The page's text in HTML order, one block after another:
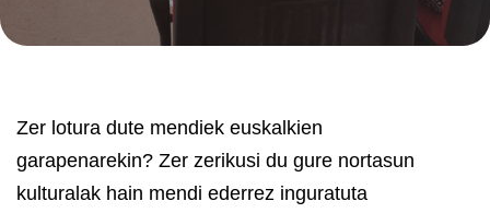
Zer lotura dute mendiek euskalkien
garapenarekin? Zer zerikusi du gure nortasun
kulturalak hain mendi ederrez inguratuta